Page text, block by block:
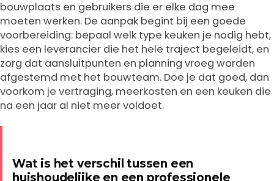
bouwplaats en gebruikers die er elke dag mee
moeten werken. De aanpak begint bij een goede
voorbereiding: bepaal welk type keuken je nodig hebt,
kies een leverancier die het hele traject begeleidt, en
zorg dat aansluitpunten en planning vroeg worden
afgestemd met het bouwteam. Doe je dat goed, dan
voorkom je vertraging, meerkosten en een keuken die
na een jaar al niet meer voldoet.
Wat is het verschil tussen een
huishoudelijke en een professionele